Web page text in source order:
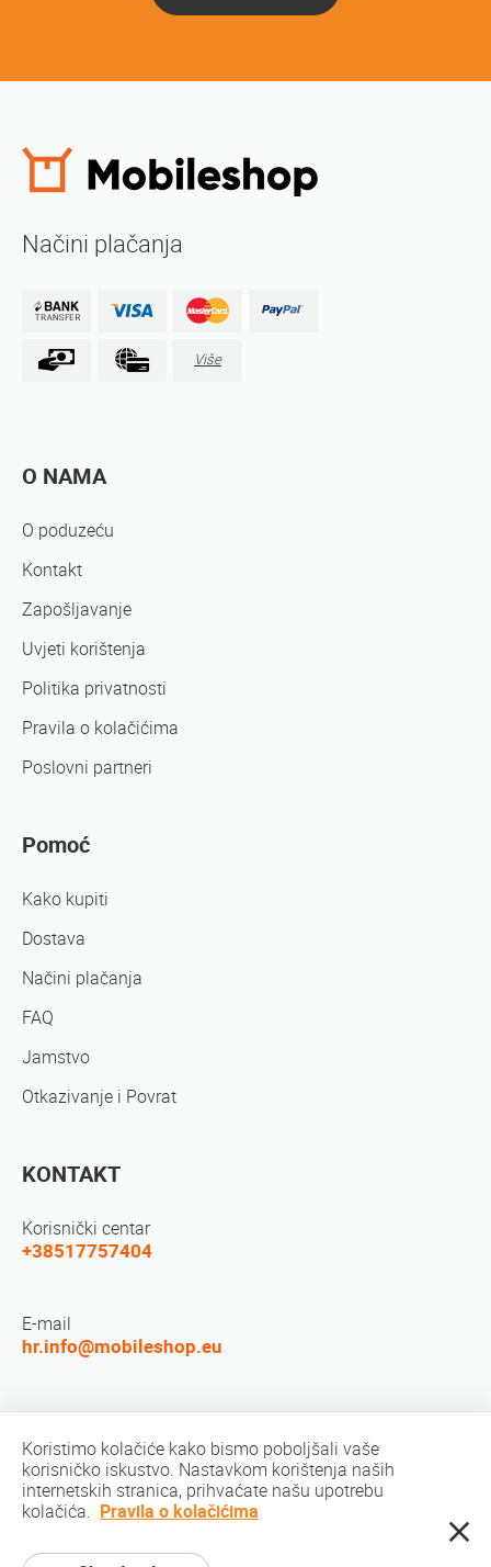
Načini plačanja
Više
O NAMA
O poduzeću
Kontakt
Zapošljavanje
Uvjeti korištenja
Politika privatnosti
Pravila o kolačićima
Poslovni partneri
Pomoć
Kako kupiti
Dostava
Načini plačanja
FAQ
Jamstvo
Otkazivanje i Povrat
KONTAKT
Korisnički centar
+38517757404
E-mail
hr.info@mobileshop.eu
Koristimo kolačiće kako bismo poboljšali vaše
korisničko iskustvo. Nastavkom korištenja naših
internetskih stranica, prihvaćate našu upotrebu
kolačića. Pravila o kolačićima